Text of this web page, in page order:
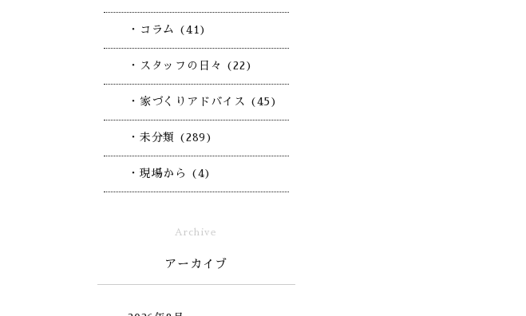
・コラム (41)
・スタッフの日々 (22)
・家づくりアドバイス (45)
・未分類 (289)
・現場から (4)
Archive
アーカイブ